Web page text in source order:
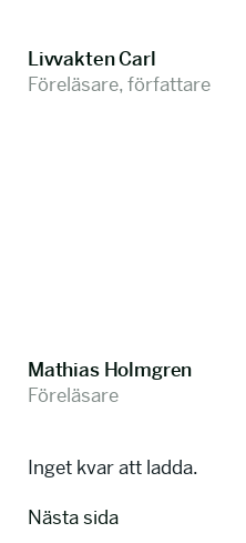
Livvakten Carl
Föreläsare, författare
Mathias Holmgren
Föreläsare
Inget kvar att ladda.
Nästa sida